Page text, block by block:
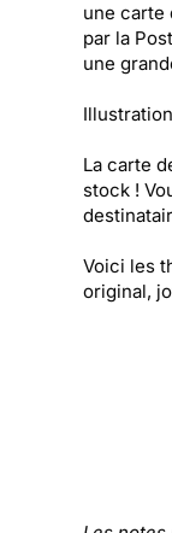
une carte
par la
une
La carte
stock !
Voici les
original,